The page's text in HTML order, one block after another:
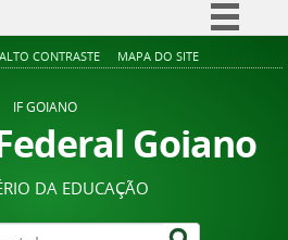
Simplifique!
Acesso à informação
Legislação
Canais
ALTO CONTRASTE MAPA DO SITE
IF GOIANO
Goiano
DA EDUCAÇÃO